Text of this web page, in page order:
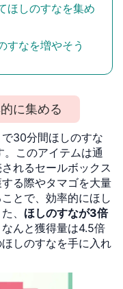
ほしのすなを集め
すなを増やそう
に集める
30分間ほしのすな
このアイテムは通
れるセールボックス
る際やタマゴを大量
とで、効率的にほし
、 ほしのすなが3倍
んと獲得量は4.5倍
しのすなを手に入れ